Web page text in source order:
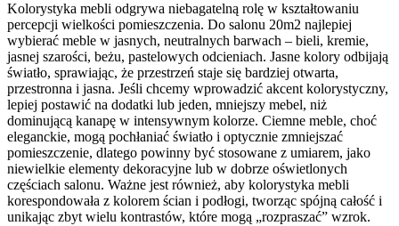
Kolorystyka mebli odgrywa niebagatelną rolę w kształtowaniu
percepcji wielkości pomieszczenia. Do salonu 20m2 najlepiej
wybierać meble w jasnych, neutralnych barwach – bieli, kremie,
jasnej szarości, beżu, pastelowych odcieniach. Jasne kolory odbijają
światło, sprawiając, że przestrzeń staje się bardziej otwarta,
przestronna i jasna. Jeśli chcemy wprowadzić akcent kolorystyczny,
lepiej postawić na dodatki lub jeden, mniejszy mebel, niż
dominującą kanapę w intensywnym kolorze. Ciemne meble, choć
eleganckie, mogą pochłaniać światło i optycznie zmniejszać
pomieszczenie, dlatego powinny być stosowane z umiarem, jako
niewielkie elementy dekoracyjne lub w dobrze oświetlonych
częściach salonu. Ważne jest również, aby kolorystyka mebli
korespondowała z kolorem ścian i podłogi, tworząc spójną całość i
unikając zbyt wielu kontrastów, które mogą „rozpraszać” wzrok.